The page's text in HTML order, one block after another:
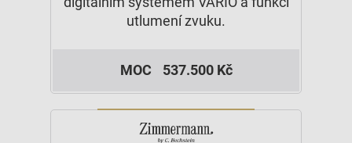
utlumení zvuku.
MOC 537.500 Kč